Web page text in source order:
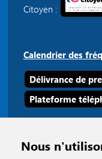
Nous
Citoyen :
Calendrier des
Délivrance de
Plateforme